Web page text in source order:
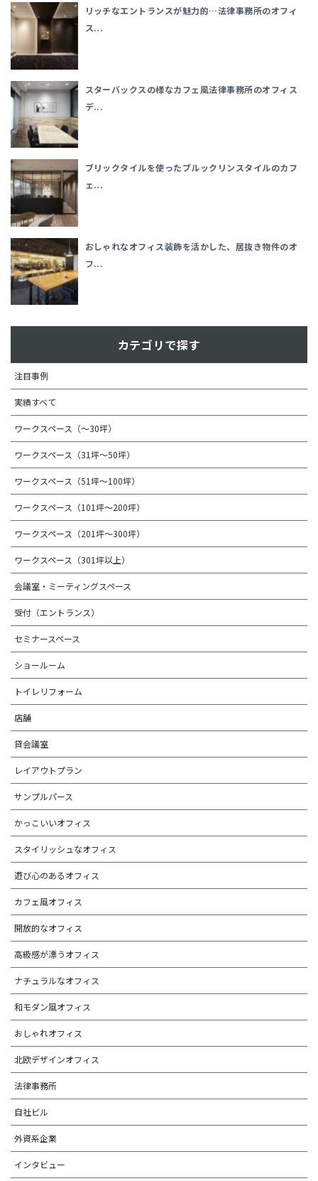
リッチなエントランスが魅力的…法律事務所のオフィ
ス...
スターバックスの様なカフェ風法律事務所のオフィス
デ...
ブリックタイルを使ったブルックリンスタイルのカフ
ェ...
おしゃれなオフィス装飾を活かした、居抜き物件のオ
フ...
カテゴリで探す
注目事例
実績すべて
ワークスペース（～30坪）
ワークスペース（31坪〜50坪）
ワークスペース（51坪～100坪）
ワークスペース（101坪～200坪）
ワークスペース（201坪～300坪）
ワークスペース（301坪以上）
会議室・ミーティングスペース
受付（エントランス）
セミナースペース
ショールーム
トイレリフォーム
店舗
貸会議室
レイアウトプラン
サンプルパース
かっこいいオフィス
スタイリッシュなオフィス
遊び心のあるオフィス
カフェ風オフィス
開放的なオフィス
高級感が漂うオフィス
ナチュラルなオフィス
和モダン風オフィス
おしゃれオフィス
北欧デザインオフィス
法律事務所
自社ビル
外資系企業
インタビュー